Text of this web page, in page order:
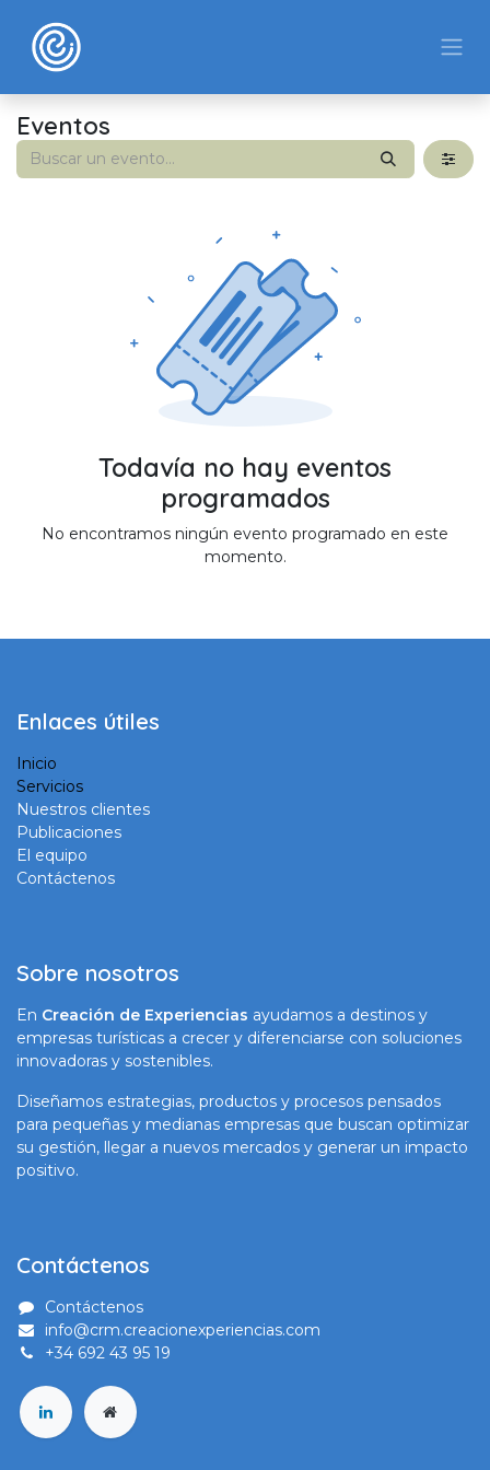
Eventos
Todavía no hay eventos
programados
No encontramos ningún evento programado en este
momento.
Enlaces útiles
Inicio
Servicios
Nuestros clientes
Publicaciones
El equipo
Contáctenos
Sobre nosotros
En Creación de Experiencias ayudamos a destinos y
empresas turísticas a crecer y diferenciarse con soluciones
innovadoras y sostenibles.
Diseñamos estrategias, productos y procesos pensados
para pequeñas y medianas empresas que buscan optimizar
su gestión, llegar a nuevos mercados y generar un impacto
positivo.
Contáctenos
Contáctenos
info@crm.creacionexperiencias.com
+34 692 43 95 19